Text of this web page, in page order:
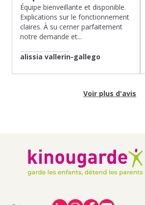
Équipe bienveillante et disponible.
Explications sur le fonctionnement
claires. À su cerner parfaitement
notre demande et...
alissia vallerin-gallego
Voir plus d'avis